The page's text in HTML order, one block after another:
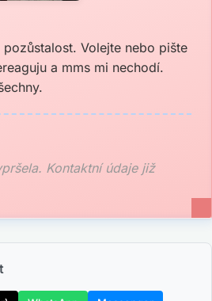
Volejte nebo pište
a mms mi nechodí.
Kontaktní údaje již